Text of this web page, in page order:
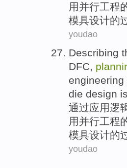
用并行工程
模具设计的
youdao
Describing
DFC,
engineering
die design is
通过应用逻
用并行工程
模具设计的
youdao